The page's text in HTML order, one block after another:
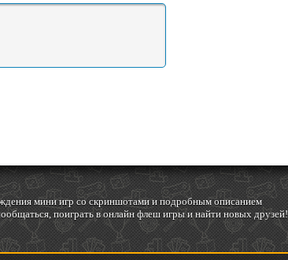
мини игр со скриншотами и подробным описанием
поиграть в онлайн флеш игры и найти новых друзей!